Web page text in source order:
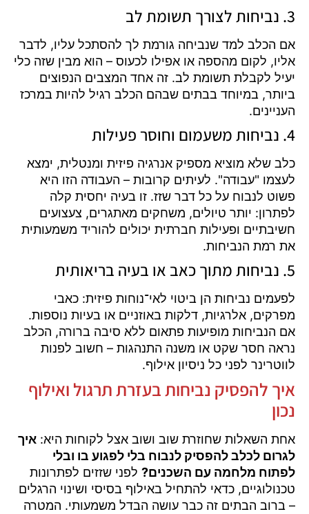
3. נביחות לצורך תשומת לב
אם הכלב למד שנביחה גורמת לך להסתכל עליו, לדבר
אליו, לקום מהספה או אפילו לכעוס – הוא מבין שזה כלי
יעיל לקבלת תשומת לב. זה אחד המצבים הנפוצים
ביותר, במיוחד בבתים שבהם הכלב רגיל להיות במרכז
העניינים.
4. נביחות משעמום וחוסר פעילות
כלב שלא מוציא מספיק אנרגיה פיזית ומנטלית, ימצא
לעצמו "עבודה". לעיתים קרובות – העבודה הזו היא
פשוט לנבוח על כל דבר שזז. זו בעיה יחסית קלה
לפתרון: יותר טיולים, משחקים מאתגרים, צעצועים
חשיבתיים ופעילות חברתית יכולים להוריד משמעותית
את רמת הנביחות.
5. נביחות מתוך כאב או בעיה בריאותית
לפעמים נביחות הן ביטוי לאי־נוחות פיזית: כאבי
מפרקים, אלרגיות, דלקות באוזניים או בעיות נוספות.
אם הנביחות מופיעות פתאום ללא סיבה ברורה, הכלב
נראה חסר שקט או משנה התנהגות – חשוב לפנות
לווטרינר לפני כל ניסיון אילוף.
איך להפסיק נביחות בעזרת תרגול ואילוף
נכון
אחת השאלות שחוזרת שוב ושוב אצל לקוחות היא: איך
לגרום לכלב להפסיק לנבוח בלי לפגוע בו ובלי
לפתוח מלחמה עם השכנים? לפני שזזים לפתרונות
טכנולוגיים, כדאי להתחיל באילוף בסיסי ושינוי הרגלים
– ברוב הבתים זה כבר עושה הבדל משמעותי. המטרה